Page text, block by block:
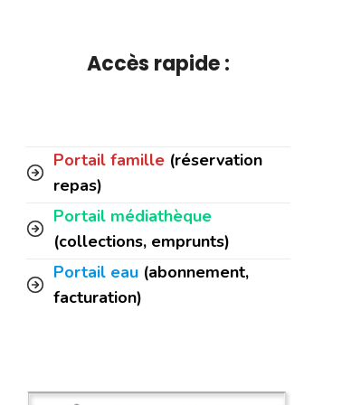
Accès rapide :
Portail famille (réservation
repas)
Portail médiathèque
(collections, emprunts)
Portail eau (abonnement,
facturation)